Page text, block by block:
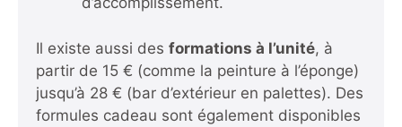
Il existe aussi des formations à l’unité, à
partir de 15 € (comme la peinture à l’éponge)
jusqu’à 28 € (bar d’extérieur en palettes). Des
formules cadeau sont également disponibles